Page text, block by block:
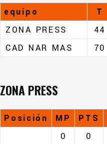
equipo T
ZONA PRESS
44
CAD NAR MAS
70
ZONA PRESS
Posición MP PTS
0
0